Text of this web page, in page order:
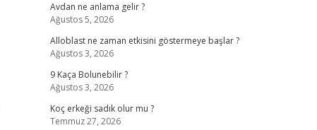
Avdan ne anlama gelir ?
Ağustos 5, 2026
Alloblast ne zaman etkisini göstermeye başlar ?
Ağustos 3, 2026
9 Kaça Bolunebilir ?
Ağustos 3, 2026
Koç erkeği sadık olur mu ?
Temmuz 27, 2026